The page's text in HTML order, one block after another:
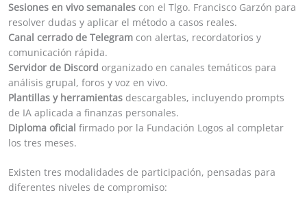
Sesiones en vivo semanales con el Tlgo. Francisco Garzón para
resolver dudas y aplicar el método a casos reales.
Canal cerrado de Telegram con alertas, recordatorios y
comunicación rápida.
Servidor de Discord organizado en canales temáticos para
análisis grupal, foros y voz en vivo.
Plantillas y herramientas descargables, incluyendo prompts
de IA aplicada a finanzas personales.
Diploma oficial firmado por la Fundación Logos al completar
los tres meses.
Existen tres modalidades de participación, pensadas para
diferentes niveles de compromiso: